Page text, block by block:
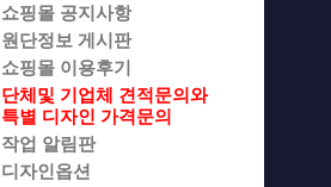
쇼핑몰 공지사항
원단정보 게시판
쇼핑몰 이용후기
단체및 기업체 견적문의와
특별 디자인 가격문의
작업 알림판
디자인옵션